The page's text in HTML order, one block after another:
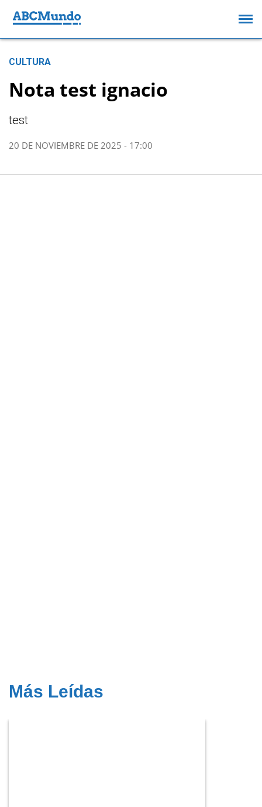
CULTURA
Nota test ignacio
test
20 DE NOVIEMBRE DE 2025 - 17:00
Más Leídas